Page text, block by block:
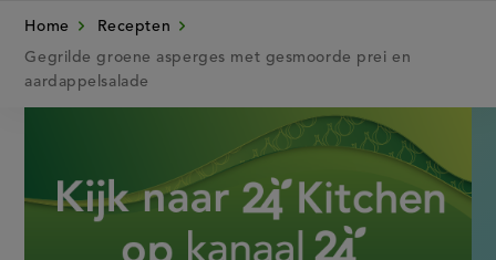
Home
Recepten
Gegrilde groene asperges met gesmoorde prei en
aardappelsalade